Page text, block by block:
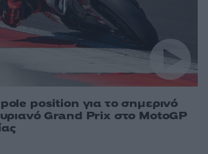
position για το σημερινό
Grand Prix στο MotoGP